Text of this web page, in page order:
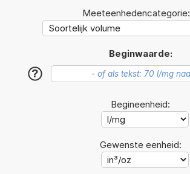
Meeteenhedencategorie:
Beginwaarde:
?
Begineenheid:
Gewenste eenheid: